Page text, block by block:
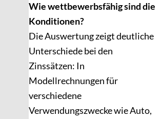
Wie wettbewerbsfähig sind die
Konditionen?
Die Auswertung zeigt deutliche
Unterschiede bei den
Zinssätzen: In
Modellrechnungen für
verschiedene
Verwendungszwecke wie Auto,